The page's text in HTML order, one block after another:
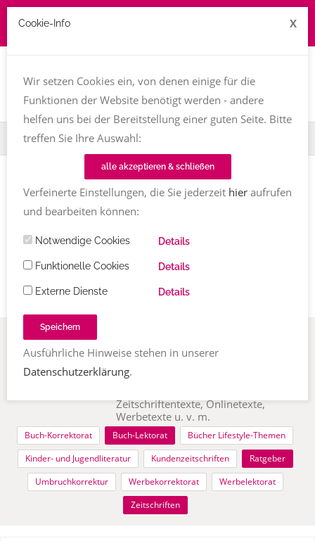
Home Fachfrauenmarkt
Texttreff-Fachfrauenmarkt
Übersicht/ Umbruchkorrektur
Eva Reiß
Umbruchkorrektur. Ich kümmere mich
Zeitschriftentexte, Onlinetexte,
Werbetexte u. v. m.
Buch-Korrektorat Buch-Lektorat
Bücher Lifestyle-Themen
Kinder- und Jugendliteratur
Kundenzeitschriften
Ratgeber
Umbruchkorrektur
Werbekorrektorat
Werbelektorat
Zeitschriften
Cookie-Info X
Wir setzen Cookies ein, von denen einige für die
Funktionen der Website benötigt werden - andere
helfen uns bei der Bereitstellung einer guten Seite. Bitte
treffen Sie Ihre Auswahl:
alle akzeptieren & schließen
Verfeinerte Einstellungen, die Sie jederzeit hieraufrufen
und bearbeiten können:
Notwendige Cookies Details
Funktionelle Cookies Details
Externe Dienste Details
Speichern
Ausführliche Hinweise stehen in unserer
Datenschutzerklärung.